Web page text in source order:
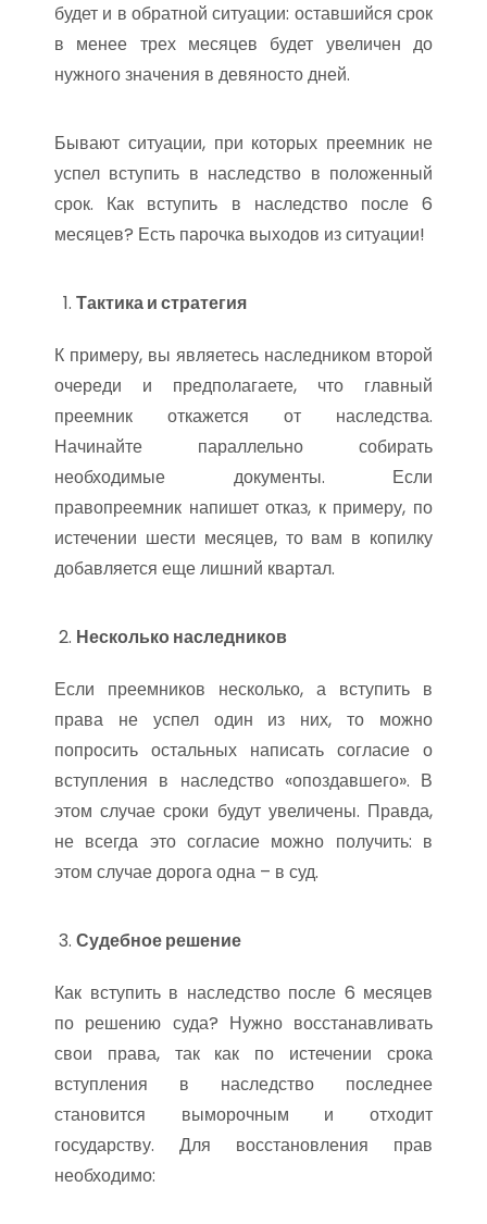
будет и в обратной ситуации: оставшийся срок
в менее трех месяцев будет увеличен до
нужного значения в девяносто дней.
Бывают ситуации, при которых преемник не
успел вступить в наследство в положенный
срок. Как вступить в наследство после 6
месяцев? Есть парочка выходов из ситуации!
Тактика и стратегия
К примеру, вы являетесь наследником второй
очереди и предполагаете, что главный
преемник откажется от наследства.
Начинайте параллельно собирать
необходимые документы. Если
правопреемник напишет отказ, к примеру, по
истечении шести месяцев, то вам в копилку
добавляется еще лишний квартал.
Несколько наследников
Если преемников несколько, а вступить в
права не успел один из них, то можно
попросить остальных написать согласие о
вступления в наследство «опоздавшего». В
этом случае сроки будут увеличены. Правда,
не всегда это согласие можно получить: в
этом случае дорога одна – в суд.
Судебное решение
Как вступить в наследство после 6 месяцев
по решению суда? Нужно восстанавливать
свои права, так как по истечении срока
вступления в наследство последнее
становится выморочным и отходит
государству. Для восстановления прав
необходимо: